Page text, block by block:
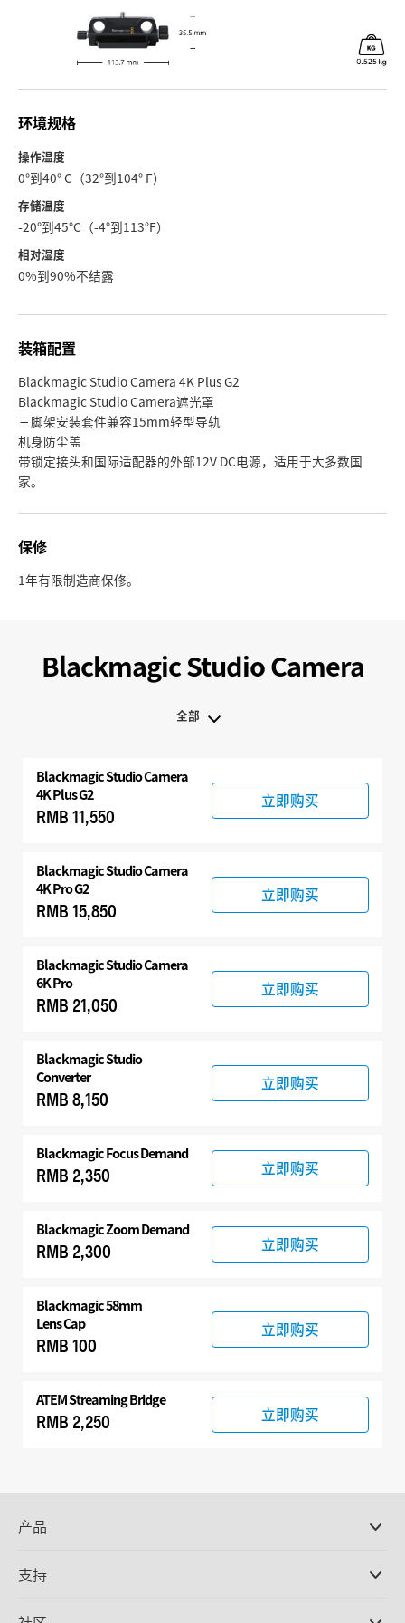
环境规格
操作温度
0°到40° C（32°到104° F）
存储温度
-20°到45°C（-4°到113°F）
相对湿度
0%到90%不结露
装箱配置
Blackmagic Studio Camera 4K Plus G2
Blackmagic Studio Camera遮光罩
三脚架安装套件兼容15mm轻型导轨
机身防尘盖
带锁定接头和国际适配器的外部12V DC电源，适用于大多数国
家。
保修
1年有限制造商保修。
Blackmagic Studio Camera
全部
Blackmagic Studio Camera
配件
BlackmagicStudio Camera
4K Plus G2
RMB 11,550
立即购买
BlackmagicStudio Camera
4K Pro G2
RMB 15,850
立即购买
BlackmagicStudio Camera
6K Pro
RMB 21,050
立即购买
BlackmagicStudio
Converter
RMB 8,150
立即购买
Blackmagic Focus Demand
RMB 2,350 立即购买
Blackmagic Zoom Demand
RMB 2,300 立即购买
Blackmagic 58mm
Lens Cap
RMB 100
立即购买
ATEM Streaming Bridge
RMB 2,250 立即购买
产品
DaVinci Resolve和Fusion软件
支持